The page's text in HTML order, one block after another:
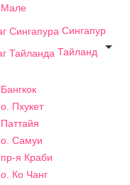
Мале
Сингапур
Тайланд

Бангкок
о. Пхукет
Паттайя
о. Самуи
пр-я Краби
о. Ко Чанг